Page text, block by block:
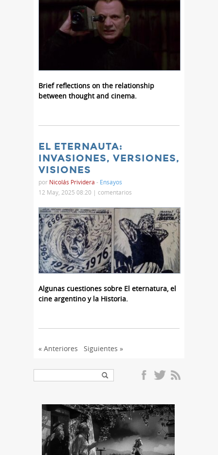
Brief reflections on the relationship
between thought and cinema.
EL ETERNAUTA:
INVASIONES, VERSIONES,
VISIONES
por Nicolás Prividera - Ensayos
12 May, 2025 08:20 | comentarios
Algunas cuestiones sobre El eternatura, el
cine argentino y la Historia.
« Anteriores Siguientes »